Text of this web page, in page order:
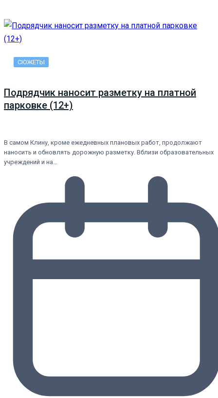
СЮЖЕТЫ
Подрядчик наносит разметку на платной
парковке (12+)
В самом Клину, кроме ежедневных плановых работ, продолжают
наносить и обновлять дорожную разметку. Вблизи образовательных
учреждений и на…